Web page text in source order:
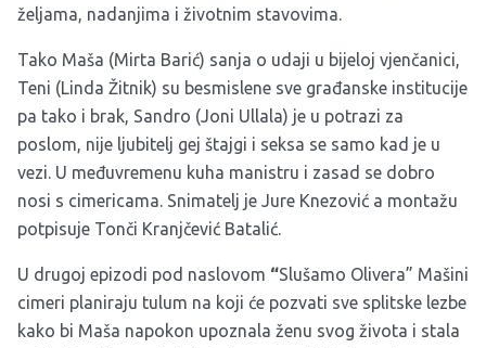
željama, nadanjima i životnim stavovima.
Tako Maša (Mirta Barić) sanja o udaji u bijeloj vjenčanici,
Teni (Linda Žitnik) su besmislene sve građanske institucije
pa tako i brak, Sandro (Joni Ullala) je u potrazi za
poslom, nije ljubitelj gej štajgi i seksa se samo kad je u
vezi. U međuvremenu kuha manistru i zasad se dobro
nosi s cimericama. Snimatelj je Jure Knezović a montažu
potpisuje Tonči Kranjčević Batalić.
U drugoj epizodi pod naslovom “Slušamo Olivera” Mašini
cimeri planiraju tulum na koji će pozvati sve splitske lezbe
kako bi Maša napokon upoznala ženu svog života i stala